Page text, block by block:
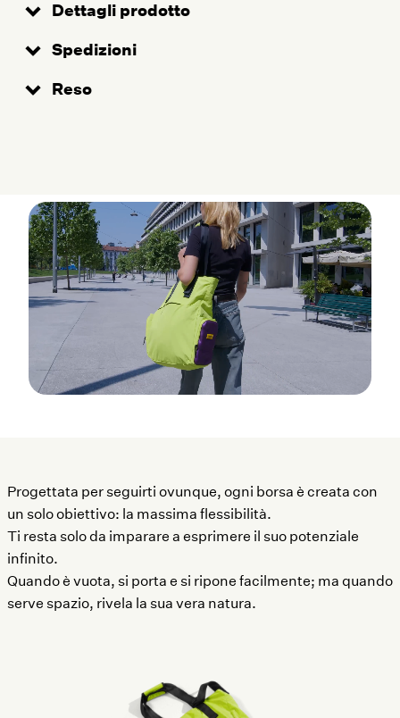
Dettagli prodotto
Spedizioni
Reso
Progettata per seguirti ovunque, ogni borsa è creata con
un solo obiettivo: la massima flessibilità.
Ti resta solo da imparare a esprimere il suo potenziale
infinito.
Quando è vuota, si porta e si ripone facilmente; ma quando
serve spazio, rivela la sua vera natura.